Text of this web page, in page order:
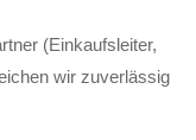
(Einkaufsleiter,
wir zuverlässig